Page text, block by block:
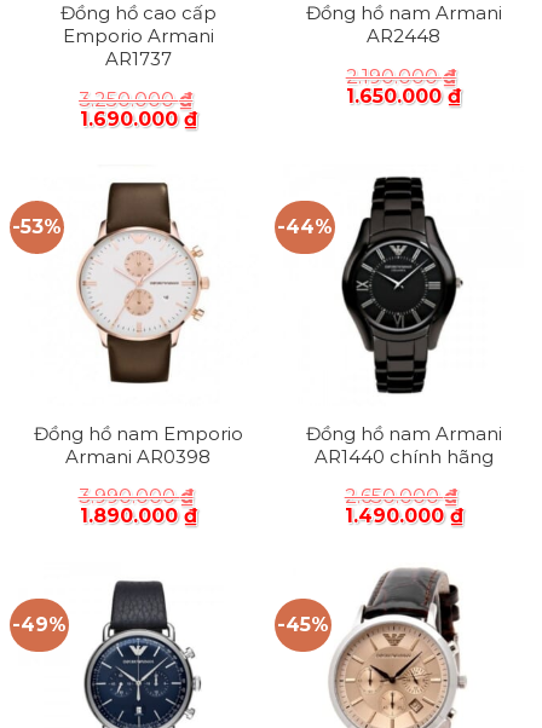
Đồng hồ cao cấp
Emporio Armani
AR1737
3.250.000₫
1.690.000₫
Đồng hồ nam Armani
AR2448
2.190.000₫
1.650.000₫
-53%
Đồng hồ nam Emporio
Armani AR0398
3.990.000₫
1.890.000₫
-44%
Đồng hồ nam Armani
AR1440 chính hãng
2.650.000₫
1.490.000₫
-49% -45%